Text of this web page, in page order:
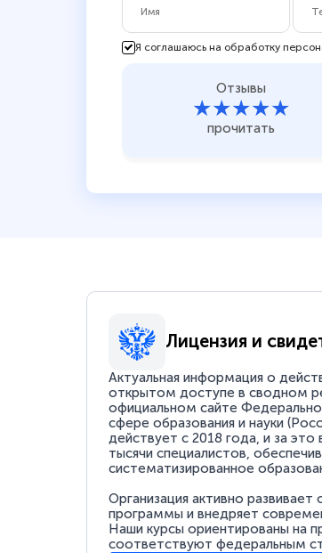
Я соглашаюсь на обработку
Отзывы
★★★★★
прочитать
Лицензия и
Актуальная информация о
открытом доступе в сводном
официальном сайте
сфере образования и науки
действует с 2018 года, и за это
тысячи специалистов,
систематизированное
Организация активно развивает
программы и внедряет
Наши курсы ориентированы на
соответствуют федеральным